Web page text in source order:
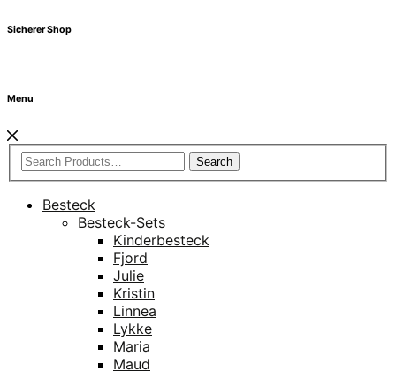
Sicherer Shop
Menu
Search
Besteck
Besteck-Sets
Kinderbesteck
Fjord
Julie
Kristin
Linnea
Lykke
Maria
Maud